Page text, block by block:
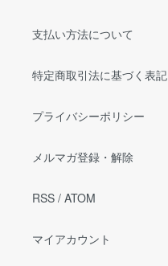
支払い方法について
特定商取引法に基づく表記
プライバシーポリシー
メルマガ登録・解除
RSS / ATOM
マイアカウント